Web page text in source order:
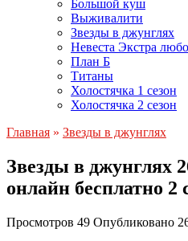
Большой куш
Выживалити
Звезды в джунглях
Невеста Экстра
План Б
Титаны
Холостячка 1 сезон
Холостячка 2 сезон
Главная » Звезды в джунглях
Звезды в джунглях
онлайн бесплатно 2
Просмотров 49 Опубликовано